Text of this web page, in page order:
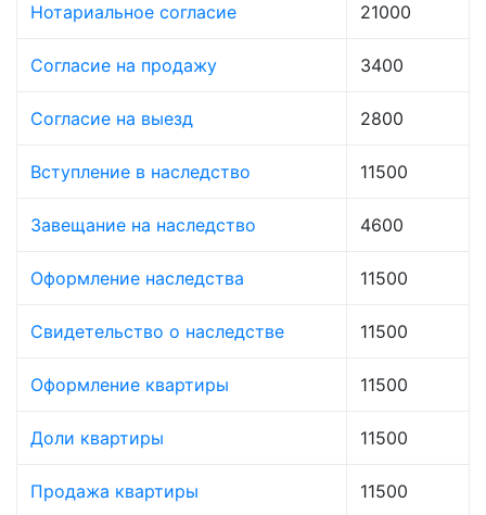
Нотариальное согласие 21000
Согласие на продажу 3400
Согласие на выезд 2800
Вступление в наследство 11500
Завещание на наследство 4600
Оформление наследства 11500
Свидетельство о наследстве 11500
Оформление квартиры 11500
Доли квартиры 11500
Продажа квартиры 11500